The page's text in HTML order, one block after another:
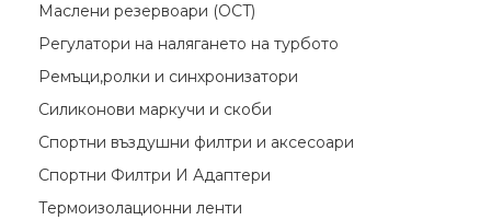
Маслени резервоари (OCT)
Регулатори на налягането на турбото
Ремъци,ролки и синхронизатори
Силиконови маркучи и скоби
Спортни въздушни филтри и аксесоари
Спортни Филтри И Адаптери
Термоизолационни ленти